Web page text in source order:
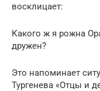
восклицает:
Какого ж я рожна
дружен?
Это напоминает
Тургенева «Отцы и